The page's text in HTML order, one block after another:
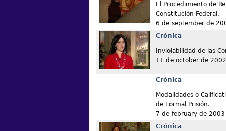
El Procedimiento de
Constitución Federal.
6 de september de
Crónica
Inviolabilidad de las
11 de october de 2002
Crónica
Modalidades o
de Formal Prisión.
7 de february de 2003
Crónica